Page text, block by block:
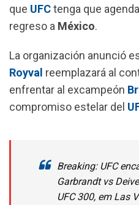
e
b
o
k
t
s
p
p
e
g
a
m
i
que UFCtenga que
regreso a México.
La organización anunció
Royval reemplazará al
enfrentar al excampeón
compromiso estelar del
Breaking: UFC
Garbrandt vs
UFC 300, em Las